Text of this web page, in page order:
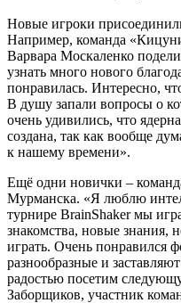
Новые игроки
Например, команда
Варвара Москаленко
узнать много нового
понравилась. Интересно,
В душу запали вопросы о
очень удивились, что
создана, так как вообще
к нашему времени».
Ещё одни новички –
Мурманска. «Я люблю
турнире BrainShaker мы
знакомства, новые
играть. Очень понравился
разнообразные и
радостью посетим
Заборщиков, участник